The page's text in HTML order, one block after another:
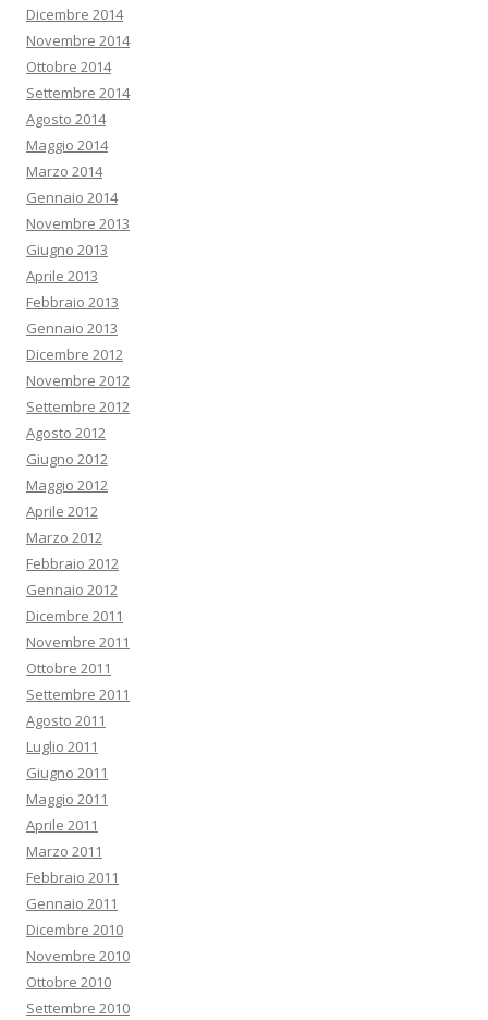
Dicembre 2014
Novembre 2014
Ottobre 2014
Settembre 2014
Agosto 2014
Maggio 2014
Marzo 2014
Gennaio 2014
Novembre 2013
Giugno 2013
Aprile 2013
Febbraio 2013
Gennaio 2013
Dicembre 2012
Novembre 2012
Settembre 2012
Agosto 2012
Giugno 2012
Maggio 2012
Aprile 2012
Marzo 2012
Febbraio 2012
Gennaio 2012
Dicembre 2011
Novembre 2011
Ottobre 2011
Settembre 2011
Agosto 2011
Luglio 2011
Giugno 2011
Maggio 2011
Aprile 2011
Marzo 2011
Febbraio 2011
Gennaio 2011
Dicembre 2010
Novembre 2010
Ottobre 2010
Settembre 2010